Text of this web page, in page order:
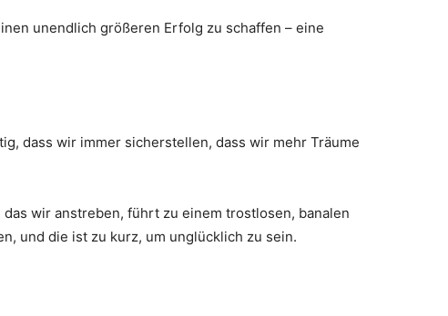
unendlich größeren Erfolg zu schaffen – eine
dass wir immer sicherstellen, dass wir mehr Träume
wir anstreben, führt zu einem trostlosen, banalen
und die ist zu kurz, um unglücklich zu sein.